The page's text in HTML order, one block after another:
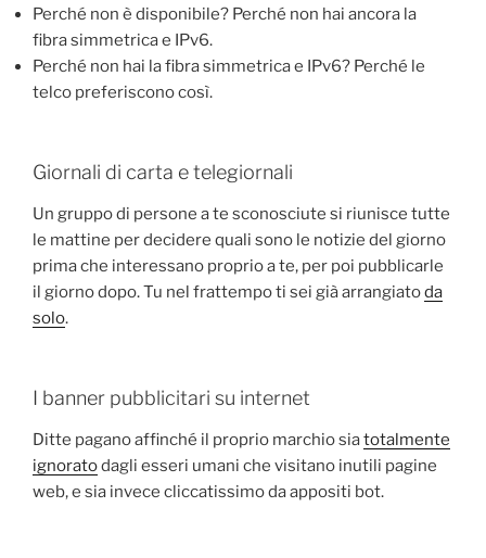
Perché non è disponibile? Perché non hai ancora la
fibra simmetrica e IPv6.
Perché non hai la fibra simmetrica e IPv6? Perché le
telco preferiscono così.
Giornali di carta e telegiornali
Un gruppo di persone a te sconosciute si riunisce tutte
le mattine per decidere quali sono le notizie del giorno
prima che interessano proprio a te, per poi pubblicarle
il giorno dopo. Tu nel frattempo ti sei già arrangiatoda
solo.
I banner pubblicitari su internet
Ditte pagano affinché il proprio marchio siatotalmente
ignoratodagli esseri umani che visitano inutili pagine
web, e sia invece cliccatissimo da appositi bot.